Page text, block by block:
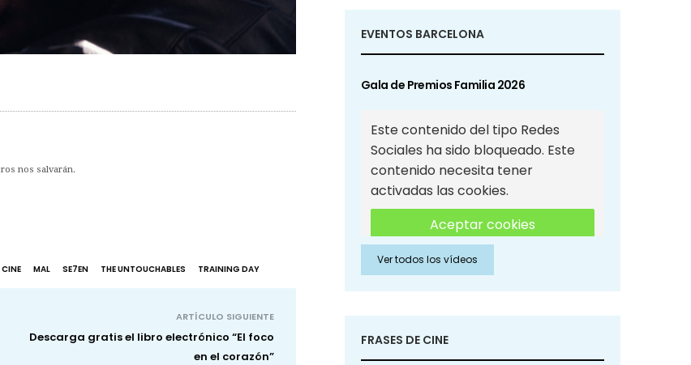
nos salvarán.
CINE MAL SE7EN THE UNTOUCHABLES TRAINING DAY
ARTÍCULO SIGUIENTE
Descarga gratis el libro electrónico “El foco
en el corazón”
EVENTOS BARCELONA
Gala de Premios Familia 2026
Este contenido del tipo Redes
Sociales ha sido bloqueado. Este
contenido necesita tener
activadas las cookies.
Aceptar cookies
Aceptar cookies de Redes
Sociales
Ver todos los vídeos
FRASES DE CINE